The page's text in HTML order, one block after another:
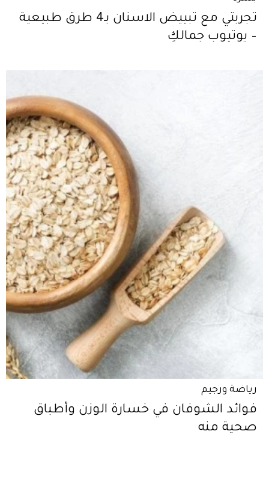
تجربتي مع تبييض الاسنان بـ4 طرق طبيعية
– يوتيوب جمالكِ
رياضة ورجيم
فوائد الشوفان في خسارة الوزن وأطباق
صحية منه